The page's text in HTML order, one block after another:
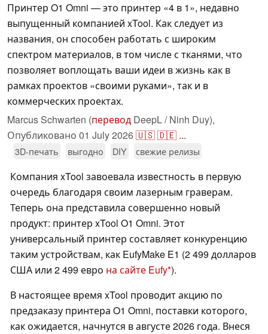
Принтер O1 Omni — это принтер «4 в 1», недавно
выпущенный компанией xTool. Как следует из
названия, он способен работать с широким
спектром материалов, в том числе с тканями, что
позволяет воплощать ваши идеи в жизнь как в
рамках проектов «своими руками», так и в
коммерческих проектах.
Marcus Schwarten (перевод DeepL / Ninh Duy),
Опубликовано 01 July 2026🇺🇸🇩🇪 ...
3D-печать выгодно DIY свежие релизы
Компания xTool завоевала известность в первую
очередь благодаря своим лазерным граверам.
Теперь она представила совершенно новый
продукт: принтер xTool O1 Omni. Этот
универсальный принтер составляет конкуренцию
таким устройствам, как EufyMake E1 (2 499 долларов
США или 2 499 евро на сайте Eufy ).
В настоящее время xTool проводит акцию по
предзаказу принтера O1 Omni, поставки которого,
как ожидается, начнутся в августе 2026 года. Внеся